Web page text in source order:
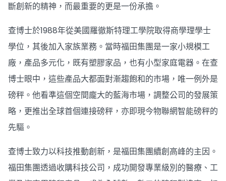
斷創新的精神，而最重要的更是一份承擔。
查博士於1988年從美國羅徹斯特理工學院取得商學理學士
學位，其後加入家族業務。當時福田集團是一家小規模工
廠，產品多元化，既有塑膠家品，也有小型家庭電器。在查
博士眼中，這些產品大都面對漸趨飽和的市場，唯一例外是
磅秤。他看準這個空間龐大的藍海市場，調整公司的發展策
略，更推出全球首個連接磅秤，亦即現今物聯網智能磅秤的
先驅。
查博士致力以科技推動創新，是福田集團續創高峰的主因。
福田集團透過收購科技公司，成功開發專業級別的醫療、工